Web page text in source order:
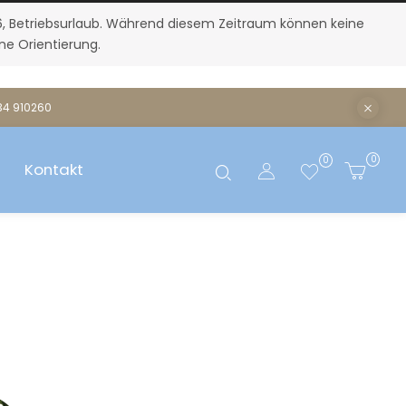
Betriebsurlaub. Während diesem Zeitraum können keine
Orientierung.
910260
Kontakt 0 0